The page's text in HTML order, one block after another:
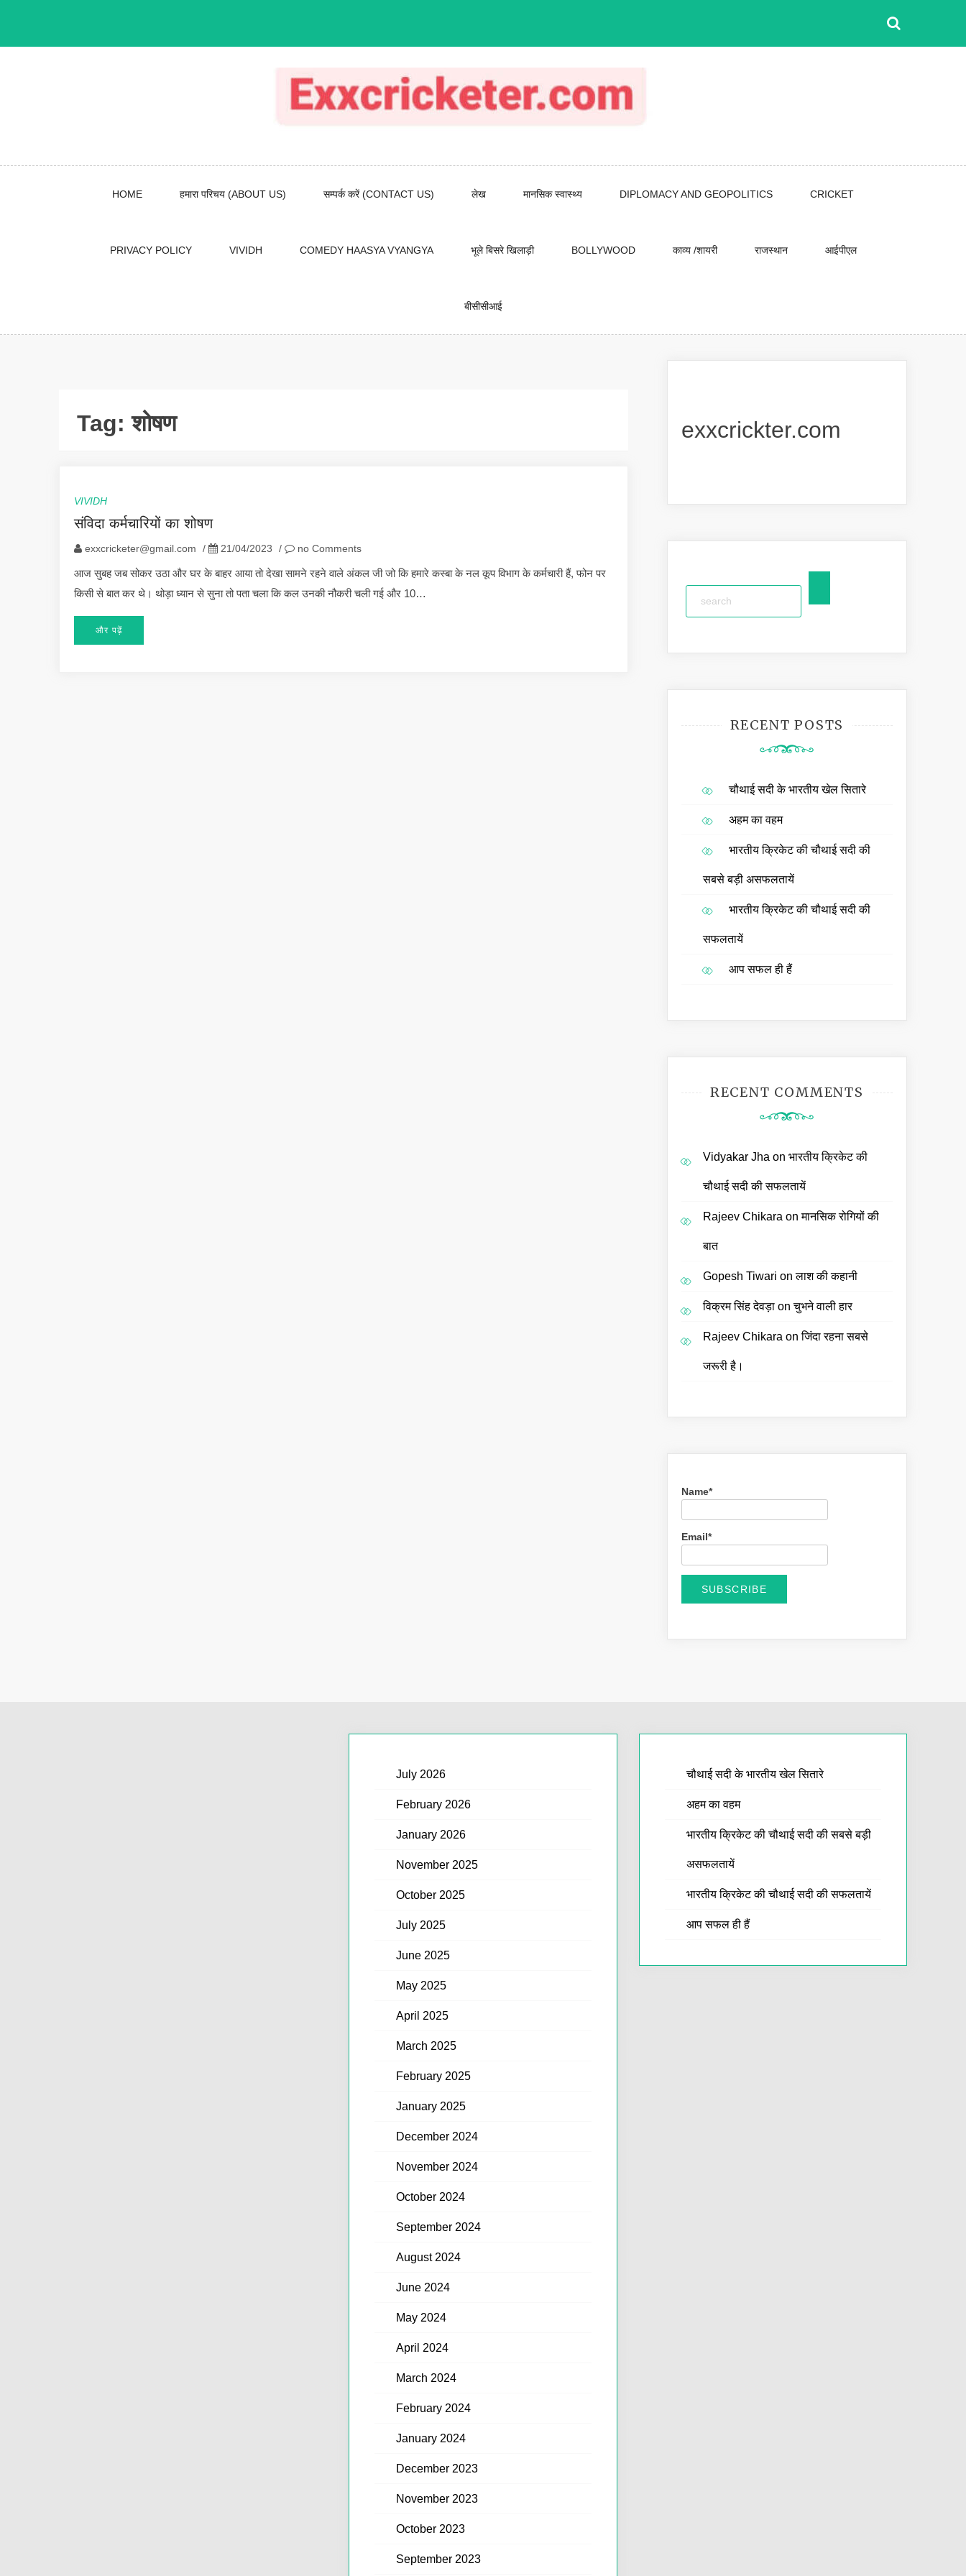
HOME हमारा परिचय (ABOUT US) सम्पर्क करें (CONTACT US) लेख मानसिक स्वास्थ्य DIPLOMACY AND GEOPOLITICS CRICKET
PRIVACY POLICY VIVIDH COMEDY HAASYA VYANGYA भूले बिसरे खिलाड़ी BOLLYWOOD काव्य /शायरी राजस्थान आईपीएल
बीसीसीआई
Tag:शोषण
VIVIDH
संविदा कर्मचारियों का शोषण
exxcricketer@gmail.com / 21/04/2023 / no Comments
आज सुबह जब सोकर उठा और घर के बाहर आया तो देखा सामने रहने वाले अंकल जी जो कि हमारे कस्बा के नल कूप विभाग के कर्मचारी हैं, फोन पर
किसी से बात कर थे। थोड़ा ध्यान से सुना तो पता चला कि कल उनकी नौकरी चली गई और 10…
और पढ़ें
exxcrickter.com
RECENT POSTS
चौथाई सदी के भारतीय खेल सितारे
अहम का वहम
भारतीय क्रिकेट की चौथाई सदी की
सबसे बड़ी असफलतायें
भारतीय क्रिकेट की चौथाई सदी की
सफलतायें
आप सफल ही हैं
RECENT COMMENTS
Vidyakar Jha on भारतीय क्रिकेट की
चौथाई सदी की सफलतायें
Rajeev Chikara onमानसिक रोगियों की
बात
Gopesh Tiwari onलाश की कहानी
विक्रम सिंह देवड़ाonचुभने वाली हार
Rajeev Chikara onजिंदा रहना सबसे
जरूरी है।
Name*
Email*
July 2026
February 2026
January 2026
November 2025
October 2025
July 2025
June 2025
May 2025
April 2025
March 2025
February 2025
January 2025
December 2024
November 2024
October 2024
September 2024
August 2024
June 2024
May 2024
April 2024
March 2024
February 2024
January 2024
December 2023
November 2023
October 2023
September 2023
चौथाई सदी के भारतीय खेल सितारे
अहम का वहम
भारतीय क्रिकेट की चौथाई सदी की सबसे बड़ी
असफलतायें
भारतीय क्रिकेट की चौथाई सदी की सफलतायें
आप सफल ही हैं